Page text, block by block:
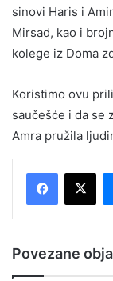
sinovi Haris i
Mirsad, kao i
kolege iz Doma
Koristimo ovu
saučešće i da se
Amra pružila
Povezane